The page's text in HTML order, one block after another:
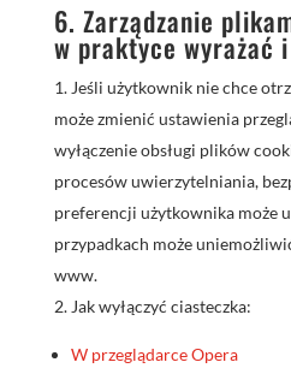
6. Zarządzanie
w praktyce wyrażać
Jeśli użytkownik nie chce
może zmienić ustawienia
wyłączenie obsługi plików
procesów uwierzytelniania,
preferencji użytkownika może
przypadkach może
www.
Jak wyłączyć ciasteczka:
W przeglądarce Opera